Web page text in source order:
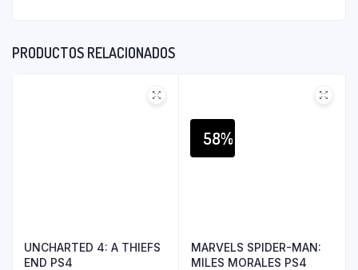
PRODUCTOS RELACIONADOS
UNCHARTED 4: A THIEFS
END PS4
58%
MARVELS SPIDER-MAN:
MILES MORALES PS4